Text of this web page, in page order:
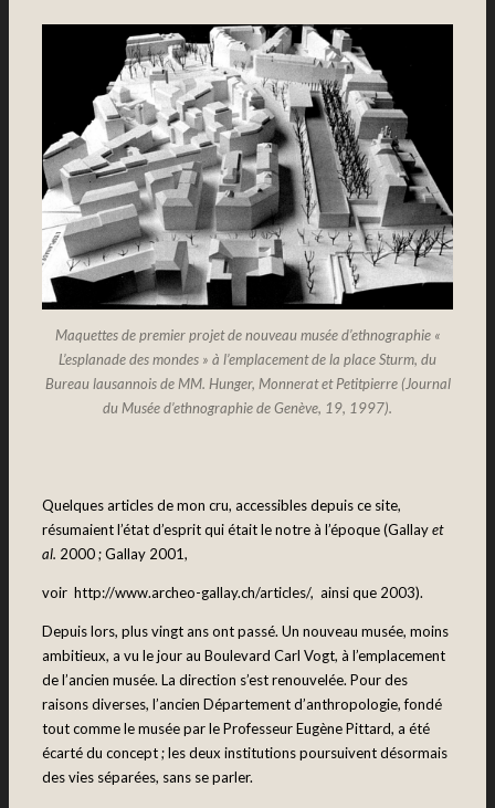
Maquettes de premier projet de nouveau musée d’ethnographie «
L’esplanade des mondes » à l’emplacement de la place Sturm, du
Bureau lausannois de MM. Hunger, Monnerat et Petitpierre (Journal
du Musée d’ethnographie de Genève, 19, 1997).
Quelques articles de mon cru, accessibles depuis ce site,
résumaient l’état d’esprit qui était le notre à l’époque (Gallayet
al. 2000 ; Gallay 2001,
voir http://www.archeo-gallay.ch/articles/, ainsi que 2003).
Depuis lors, plus vingt ans ont passé. Un nouveau musée, moins
ambitieux, a vu le jour au Boulevard Carl Vogt, à l’emplacement
de l’ancien musée. La direction s’est renouvelée. Pour des
raisons diverses, l’ancien Département d’anthropologie, fondé
tout comme le musée par le Professeur Eugène Pittard, a été
écarté du concept ; les deux institutions poursuivent désormais
des vies séparées, sans se parler.